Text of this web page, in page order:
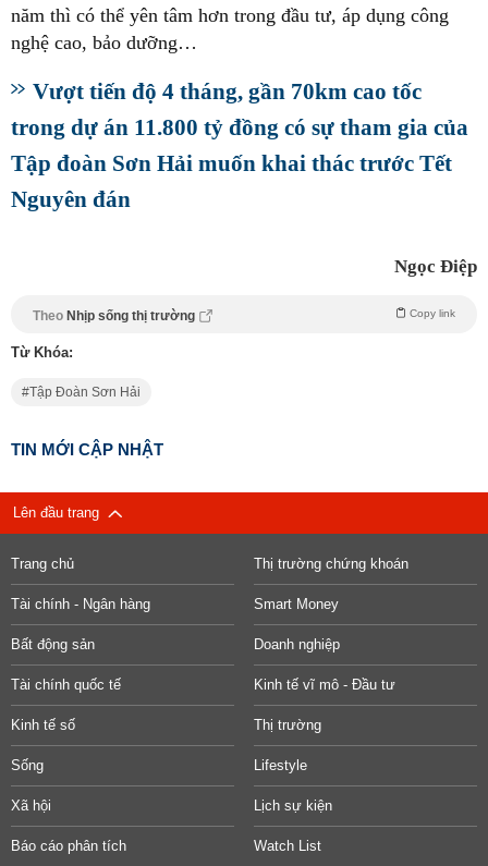
năm thì có thể yên tâm hơn trong đầu tư, áp dụng công
nghệ cao, bảo dưỡng…
Vượt tiến độ 4 tháng, gần 70km cao tốc
trong dự án 11.800 tỷ đồng có sự tham gia của
Tập đoàn Sơn Hải muốn khai thác trước Tết
Nguyên đán
Ngọc Điệp
Theo Nhịp sống thị trường Copy link
Từ Khóa:
Tập Đoàn Sơn Hải
TIN MỚI CẬP NHẬT
Lên đầu trang
Trang chủ Thị trường chứng khoán
Tài chính - Ngân hàng Smart Money
Bất động sản Doanh nghiệp
Tài chính quốc tế Kinh tế vĩ mô - Đầu tư
Kinh tế số Thị trường
Sống Lifestyle
Xã hội Lịch sự kiện
Báo cáo phân tích Watch List